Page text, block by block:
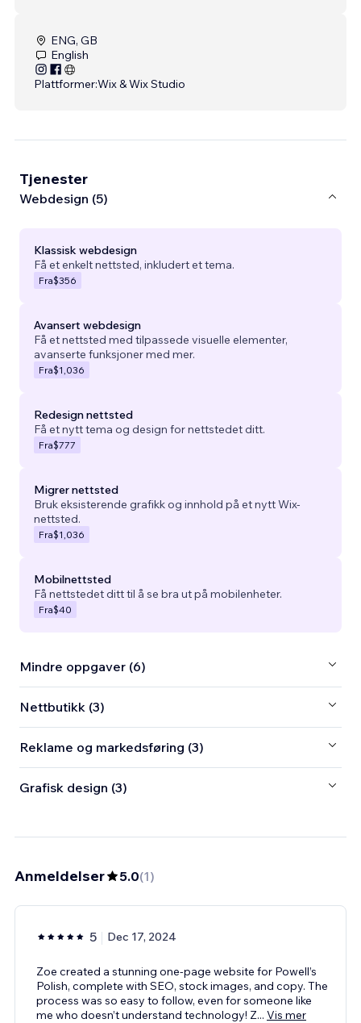
ENG, GB
English
Plattformer:Wix & Wix Studio
Tjenester
Webdesign (5)
Klassisk webdesign
Få et enkelt nettsted, inkludert et tema.
Fra$356
Avansert webdesign
Få et nettsted med tilpassede visuelle elementer,
avanserte funksjoner med mer.
Fra$1,036
Redesign nettsted
Få et nytt tema og design for nettstedet ditt.
Fra$777
Migrer nettsted
Bruk eksisterende grafikk og innhold på et nytt Wix-
nettsted.
Fra$1,036
Mobilnettsted
Få nettstedet ditt til å se bra ut på mobilenheter.
Fra$40
Mindre oppgaver (6)
Nettbutikk (3)
Reklame og markedsføring (3)
Grafisk design (3)
Anmeldelser 5.0(1)
5 Dec 17, 2024
Zoe created a stunning one-page website for Powell’s
Polish, complete with SEO, stock images, and copy. The
process was so easy to follow, even for someone like
me who doesn’t understand technology! Z... Vis mer